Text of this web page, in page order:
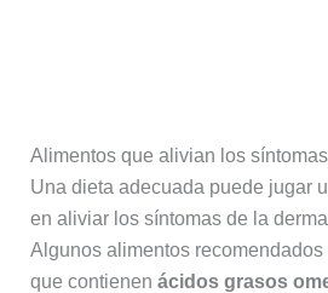
Alimentos que alivian los
Una dieta adecuada puede jugar
en aliviar los síntomas de la
Algunos alimentos
que contienen ácidos grasos